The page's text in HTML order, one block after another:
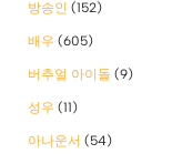
방송인 (152)
배우 (605)
버추얼 아이돌 (9)
성우 (11)
아나운서 (54)